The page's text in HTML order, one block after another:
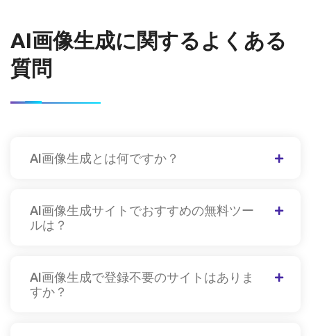
AI画像生成に関するよくある
質問
AI画像生成とは何ですか？
AI画像生成サイトでおすすめの無料ツー
ルは？
AI画像生成で登録不要のサイトはありま
すか？